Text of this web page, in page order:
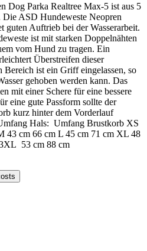
Dog Parka Realtree Max-5 ist aus 5
ASD Hundeweste Neopren
guten Auftrieb bei der Wasserarbeit.
ist mit starken Doppelnähten
vom Hund zu tragen. Ein
Überstreifen dieser
Bereich ist ein Griff eingelassen, so
gehoben werden kann. Das
mit einer Schere für eine bessere
eine gute Passform sollte der
kurz hinter dem Vorderlauf
Hals: Umfang Brustkorb XS
43 cm 66 cm L 45 cm 71 cm XL 48
53 cm 88 cm